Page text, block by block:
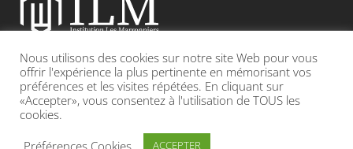
Etablissement catholique sous contrat d’association avec l’Etat
Adresse : 19, Grande rue 69420 CONDRIEU
INFOS LÉGALES POLITIQUE DE CONFIDENTIALITÉ
Nous utilisons des cookies sur notre site Web pour vous
offrir l'expérience la plus pertinente en mémorisant vos
préférences et les visites répétées. En cliquant sur
«Accepter», vous consentez à l'utilisation de TOUS les
cookies.
Préférences Cookies
ACCEPTER